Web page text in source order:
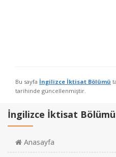
Bu sayfa İngilizce İktisat Bölümü
tarihinde güncellenmiştir.
İngilizce İktisat Bölümü
Anasayfa